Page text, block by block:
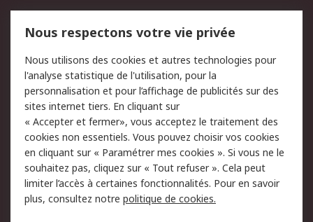
du site
Politique de protection
des données - Mise à
jour
Sécurité des E-mails
Conditions générales
de vente
Politique anti-
corruption
Campagnes marketing
A propos de RS
Nous respectons votre vie privée
Nous utilisons des cookies et autres technologies pour
l'analyse statistique de l'utilisation, pour la
personnalisation et pour l’affichage de publicités sur des
sites internet tiers. En cliquant sur
« Accepter et fermer», vous acceptez le traitement des
cookies non essentiels. Vous pouvez choisir vos cookies
en cliquant sur « Paramétrer mes cookies ». Si vous ne le
souhaitez pas, cliquez sur « Tout refuser ». Cela peut
limiter l’accès à certaines fonctionnalités. Pour en savoir
plus, consultez notre politique de cookies.